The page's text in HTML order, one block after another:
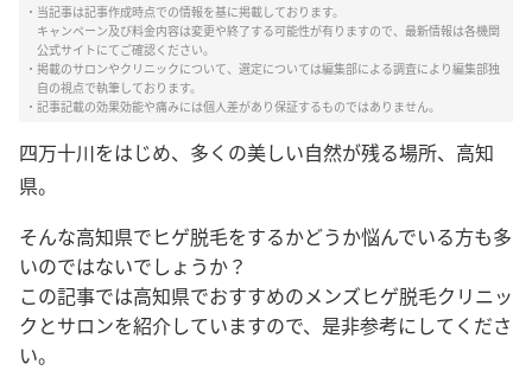
・当記事は記事作成時点での情報を基に掲載しております。
キャンペーン及び料金内容は変更や終了する可能性が有りますので、最新情報は各機関
公式サイトにてご確認ください。
・掲載のサロンやクリニックについて、選定については編集部による調査により編集部独
自の視点で執筆しております。
・記事記載の効果効能や痛みには個人差があり保証するものではありません。
四万十川をはじめ、 多くの美しい自然が残る場所、高知
県。
そんな高知県でヒゲ脱毛をするかどうか悩んでいる方も多
いのではないでしょうか？
この記事では高知県でおすすめのメンズヒゲ脱毛クリニッ
クとサロンを紹介していますので、是非参考にしてくださ
い。